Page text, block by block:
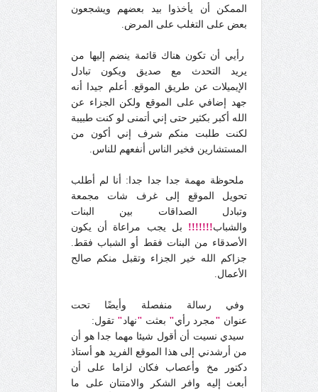
الممكن أن يأخذوا بيد بعضهم ويشجعون
بعض على التغلب على المرض.
رأيي أن تكون هناك قائمة ينضم إليها من
يريد التحدث مع صديق ويكون تبادل
الإيميلات عن طريق الموقع. أعلم جيدا أنه
جهد إضافي على الموقع ولكن الجزاء عن
الله أكبر بكثير حتى إني أتمنى لو كنت طبيبة
لكنت طلبت منكم شرف إني أكون من
المستشارين فخير الناس أنفعهم للناس.
ملحوظة مهمة جدا جدا جدا: أنا لم أطلب
تحويل الموقع إلى غرف شات مجمعة
وتبادل الصداقات بين البنات
والشباب!!!!!!! بل يجب مراعاة أن يكون
الأصدقاء من البنات فقط أو الشباب فقط.
جزاكم الله خير الجزاء وتقبل منكم صالح
الأعمال.
وفي رسالة منفصلة وأيضًا تحت
عنوان "مجرد رأي" بعثت "نهاد" تقول:
سيدي نسيت أن أقول شيئا مهما جدا هو أن
من أرشدني إلى هذا الموقع الفريد هو أستاذ
دكتور مخ وأعصاب فكان لزاما على أن
أبعث إليه وافر الشكر والامتنان على ما